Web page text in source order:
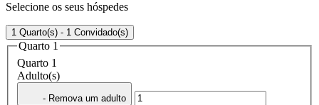
Selecione os seus hóspedes
1 Quarto(s) - 1 Convidado(s)
Quarto 1
Quarto 1
Adulto(s)
- Remova um adulto